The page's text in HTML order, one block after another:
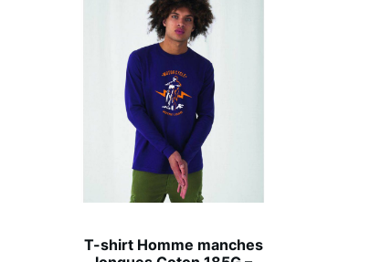
T-shirt Homme manches